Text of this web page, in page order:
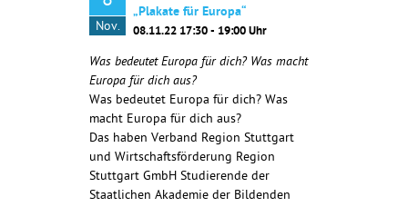
Nov.
„Plakate für Europa“
08.11.22 17:30 - 19:00 Uhr
Was bedeutet Europa für dich? Was macht
Europa für dich aus?
Was bedeutet Europa für dich? Was
macht Europa für dich aus?
Das haben Verband Region Stuttgart
und Wirtschaftsförderung Region
Stuttgart GmbH Studierende der
Staatlichen Akademie der Bildenden